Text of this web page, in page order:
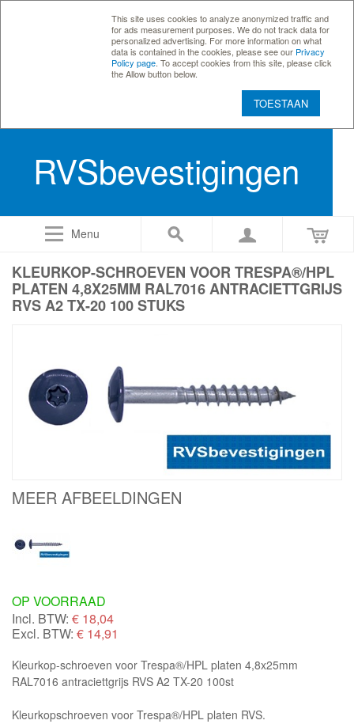
This site uses cookies to analyze anonymized traffic and
for ads measurement purposes. We do not track data for
personalized advertising. For more information on what
data is contained in the cookies, please see our Privacy
Policy page . To accept cookies from this site, please click
the Allow button below.
TOESTAAN
RVSbevestigingen
Menu
KLEURKOP-SCHROEVEN VOOR TRESPA®/HPL
PLATEN 4,8X25MM RAL7016 ANTRACIETTGRIJS
RVS A2 TX-20 100 STUKS
MEER AFBEELDINGEN
OP VOORRAAD
Incl. BTW: € 18,04
Excl. BTW: € 14,91
Kleurkop-schroeven voor Trespa®/HPL platen 4,8x25mm
RAL7016 antraciettgrijs RVS A2 TX-20 100st
Kleurkopschroeven voor Trespa®/HPL platen RVS.